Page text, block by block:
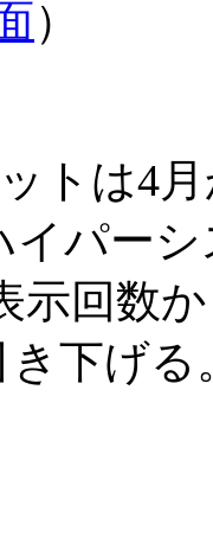
）
トは4
イパー
示回数
下げる